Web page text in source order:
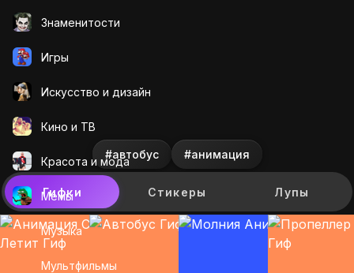
Знаменитости
Игры
Искусcтво и дизайн
Кино и ТВ
Красота и мода
Мемы
Музыка
Мультфильмы
#автобус #анимация
Гифки Стикеры Лупы